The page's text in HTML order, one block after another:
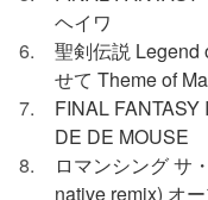
ヘイワ
6
聖剣伝説 Legend
せて Theme of
7
FINAL FANTASY
DE DE MOUSE
8
ロマンシング サ
native remix) オ